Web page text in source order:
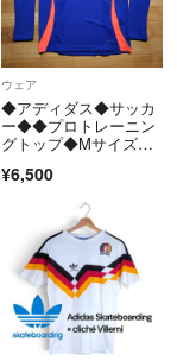
ウェア
◆アディダス◆サッカ
ー◆◆プロトレーニン
グトップ◆Mサイズ◆
¥6,500